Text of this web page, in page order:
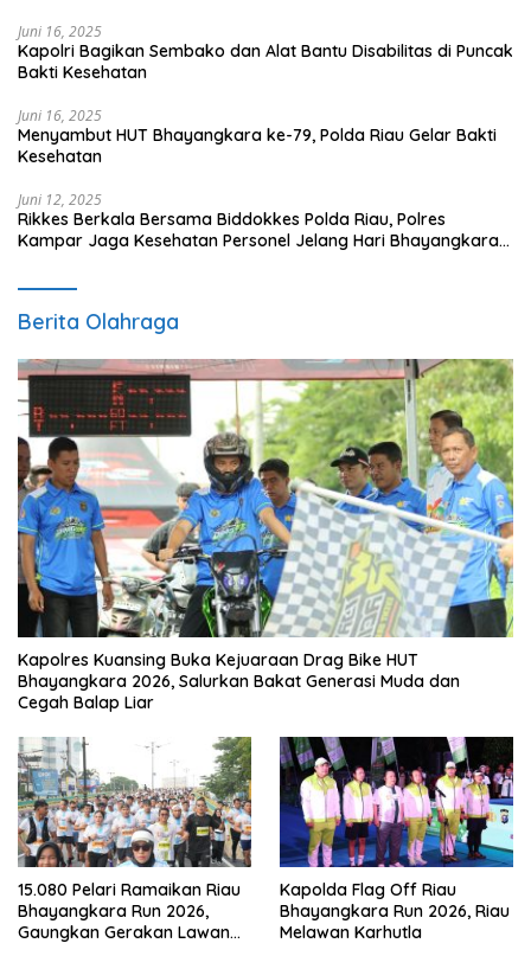
Juni 16, 2025
Kapolri Bagikan Sembako dan Alat Bantu Disabilitas di Puncak
Bakti Kesehatan
Juni 16, 2025
Menyambut HUT Bhayangkara ke-79, Polda Riau Gelar Bakti
Kesehatan
Juni 12, 2025
Rikkes Berkala Bersama Biddokkes Polda Riau, Polres
Kampar Jaga Kesehatan Personel Jelang Hari Bhayangkara
Berita Olahraga
Kapolres Kuansing Buka Kejuaraan Drag Bike HUT
Bhayangkara 2026, Salurkan Bakat Generasi Muda dan
Cegah Balap Liar
15.080 Pelari Ramaikan Riau
Bhayangkara Run 2026,
Gaungkan Gerakan Lawan
Kapolda Flag Off Riau
Bhayangkara Run 2026, Riau
Melawan Karhutla